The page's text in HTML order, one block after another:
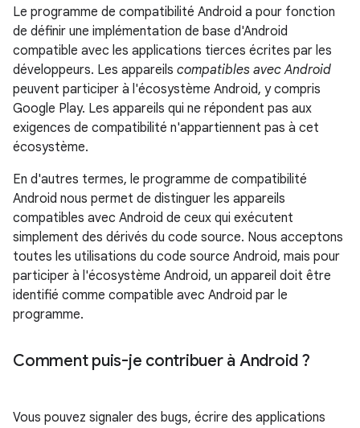
Le programme de compatibilité Android a pour fonction
de définir une implémentation de base d'Android
compatible avec les applications tierces écrites par les
développeurs. Les appareils compatibles avec Android
peuvent participer à l'écosystème Android, y compris
Google Play. Les appareils qui ne répondent pas aux
exigences de compatibilité n'appartiennent pas à cet
écosystème.
En d'autres termes, le programme de compatibilité
Android nous permet de distinguer les appareils
compatibles avec Android de ceux qui exécutent
simplement des dérivés du code source. Nous acceptons
toutes les utilisations du code source Android, mais pour
participer à l'écosystème Android, un appareil doit être
identifié comme compatible avec Android par le
programme.
Comment puis-je contribuer à Android ?
Vous pouvez signaler des bugs, écrire des applications